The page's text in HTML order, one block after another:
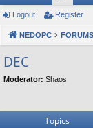
or
u
s
Logout Register
NEDOPC FORUMS
DEC
Moderator: Shaos
Topics